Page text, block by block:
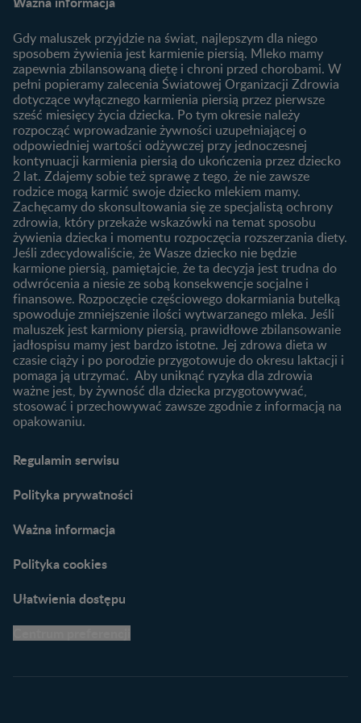
Produkty
Wyszukiwarka produktów
Nasze marki
Plamienie implantacyjne –
Jak zaplanować płeć
dziecka?
Jak rozpoznać dni płodne?
Badania przed ciążą
Planowanie urlopu
macierzyńskiego
1. trymestr ciąży
2. trymestr ciąży
3. trymestr ciąży
Rozwój dziecka
Kalendarz rozwoju dziecka
Skoki rozwojowe
Ząbkowanie u niemowląt
Żywienie dziecka
10 sposobów jak poprawić
laktację
Jakie mleko następne
wybrać dla dziecka?
Jak rozszerzać dietę
niemowlaka?
Przydatne materiały dla
rodziców
Poradniki dla rodziców
Karty do zdjęć dla
Maluszka
Materiały do pobrania
Narzędzia dla rodziców
praktyczne wskazówki
Gdy maluszek przyjdzie na świat, najlepszym dla niego
sposobem żywienia jest karmienie piersią. Mleko mamy
zapewnia zbilansowaną dietę i chroni przed chorobami. W
pełni popieramy zalecenia Światowej Organizacji Zdrowia
dotyczące wyłącznego karmienia piersią przez pierwsze
sześć miesięcy życia dziecka. Po tym okresie należy
rozpocząć wprowadzanie żywności uzupełniającej o
odpowiedniej wartości odżywczej przy jednoczesnej
kontynuacji karmienia piersią do ukończenia przez dziecko
2 lat. Zdajemy sobie też sprawę z tego, że nie zawsze
rodzice mogą karmić swoje dziecko mlekiem mamy.
Zachęcamy do skonsultowania się ze specjalistą ochrony
zdrowia, który przekaże wskazówki na temat sposobu
żywienia dziecka i momentu rozpoczęcia rozszerzania diety.
Jeśli zdecydowaliście, że Wasze dziecko nie będzie
karmione piersią, pamiętajcie, że ta decyzja jest trudna do
odwrócenia a niesie ze sobą konsekwencje socjalne i
finansowe. Rozpoczęcie częściowego dokarmiania butelką
spowoduje zmniejszenie ilości wytwarzanego mleka. Jeśli
maluszek jest karmiony piersią, prawidłowe zbilansowanie
jadłospisu mamy jest bardzo istotne. Jej zdrowa dieta w
czasie ciąży i po porodzie przygotowuje do okresu laktacji i
pomaga ją utrzymać. Aby uniknąć ryzyka dla zdrowia
ważne jest, by żywność dla dziecka przygotowywać,
stosować i przechowywać zawsze zgodnie z informacją na
opakowaniu.
Regulamin serwisu
Polityka prywatności
Ważna informacja
Polityka cookies
Ułatwienia dostępu